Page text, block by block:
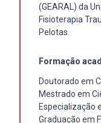
(GEARAL) da
Fisioterapia
Pelotas.
Formação
Doutorado em
Mestrado em
Especialização
Graduação em